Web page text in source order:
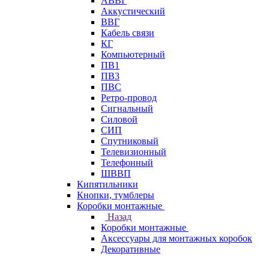
Аккустический
ВВГ
Кабель связи
КГ
Компьютерный
ПВ1
ПВ3
ПВС
Ретро-провод
Сигнальный
Силовой
СИП
Спутниковый
Телевизионный
Телефонный
ШВВП
Кипятильники
Кнопки, тумблеры
Коробки монтажные
Назад
Коробки монтажные
Аксессуары для монтажных коробок
Декоративные